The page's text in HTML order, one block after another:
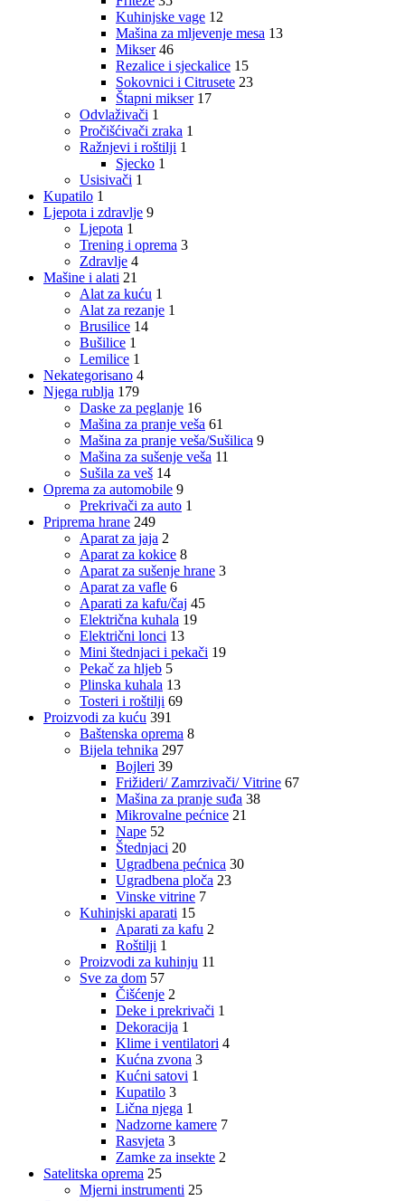
Kuhinjske vage 12
Mašina za mljevenje mesa 13
Mikser 46
Rezalice i sjeckalice 15
Sokovnici i Citrusete 23
Štapni mikser 17
Odvlaživači 1
Pročišćivači zraka 1
Ražnjevi i roštilji 1
Sjecko 1
Usisivači 1
Kupatilo 1
Ljepota i zdravlje 9
Ljepota 1
Trening i oprema 3
Zdravlje 4
Mašine i alati 21
Alat za kuću 1
Alat za rezanje 1
Brusilice 14
Bušilice 1
Lemilice 1
Nekategorisano 4
Njega rublja 179
Daske za peglanje 16
Mašina za pranje veša 61
Mašina za pranje veša/Sušilica 9
Mašina za sušenje veša 11
Sušila za veš 14
Oprema za automobile 9
Prekrivači za auto 1
Priprema hrane 249
Aparat za jaja 2
Aparat za kokice 8
Aparat za sušenje hrane 3
Aparat za vafle 6
Aparati za kafu/čaj 45
Električna kuhala 19
Električni lonci 13
Mini štednjaci i pekači 19
Pekač za hljeb 5
Plinska kuhala 13
Tosteri i roštilji 69
Proizvodi za kuću 391
Baštenska oprema 8
Bijela tehnika 297
Bojleri 39
Frižideri/ Zamrzivači/ Vitrine 67
Mašina za pranje suđa 38
Mikrovalne pećnice 21
Nape 52
Štednjaci 20
Ugradbena pećnica 30
Ugradbena ploča 23
Vinske vitrine 7
Kuhinjski aparati 15
Aparati za kafu 2
Roštilji 1
Proizvodi za kuhinju 11
Sve za dom 57
Čišćenje 2
Deke i prekrivači 1
Dekoracija 1
Klime i ventilatori 4
Kućna zvona 3
Kućni satovi 1
Kupatilo 3
Lična njega 1
Nadzorne kamere 7
Rasvjeta 3
Zamke za insekte 2
Satelitska oprema 25
Mjerni instrumenti 25